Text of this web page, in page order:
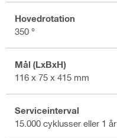
Hovedrotation
350 °
Mål (LxBxH)
116 x 75 x 415 mm
Serviceinterval
15.000 cyklusser eller 1 år